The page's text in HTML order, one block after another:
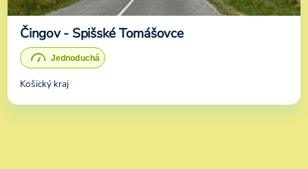
Čingov - Spišské Tomášovce
Košický kraj